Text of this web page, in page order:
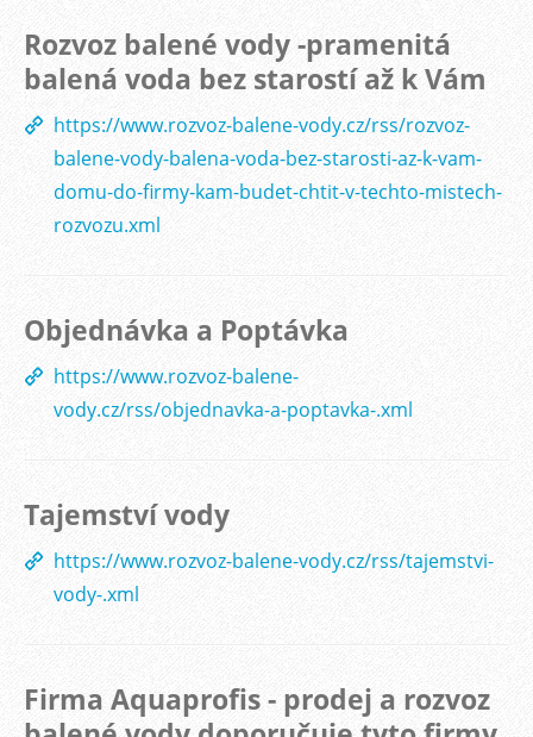
Rozvoz balené vody -pramenitá
balená voda bez starostí až k Vám
https://www.rozvoz-balene-vody.cz/rss/rozvoz-
balene-vody-balena-voda-bez-starosti-az-k-vam-
domu-do-firmy-kam-budet-chtit-v-techto-mistech-
rozvozu.xml
Objednávka a Poptávka
https://www.rozvoz-balene-
vody.cz/rss/objednavka-a-poptavka-.xml
Tajemství vody
https://www.rozvoz-balene-vody.cz/rss/tajemstvi-
vody-.xml
Firma Aquaprofis - prodej a rozvoz